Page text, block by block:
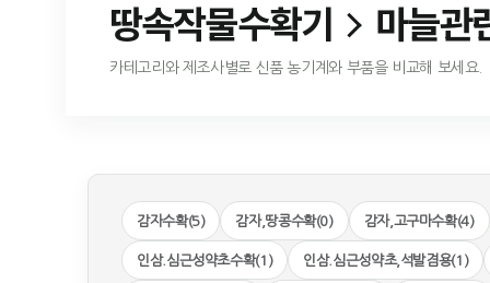
땅속작물수확기 마늘관
카테고리와 제조사별로 신품 농기계와 부품을 비교해 보세요.
감자수확(5) 감자,땅콩수확(0) 감자,고구마수확(4)
인삼.심근성약초수확(1) 인삼.심근성약초,석발겸용(1)